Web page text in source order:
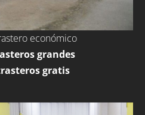
económico
grandes
gratis